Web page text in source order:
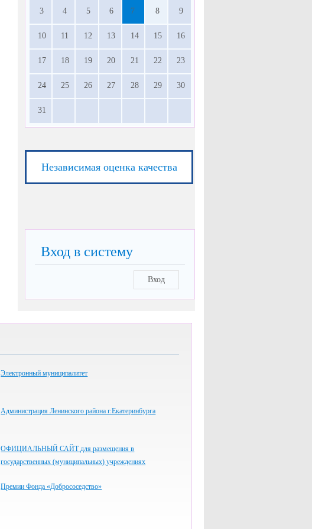
3 4 5 6 7 8 9
10 11 12 13 14 15 16
17 18 19 20 21 22 23
24 25 26 27 28 29 30
31
Независимая оценка качества
Вход в систему
Вход
Электронный муниципалитет
Администрация Ленинского района г.Екатеринбурга
ОФИЦИАЛЬНЫЙ САЙТ для размещения в
государственных (муниципальных) учреждениях
Премии Фонда «Добрососедство»